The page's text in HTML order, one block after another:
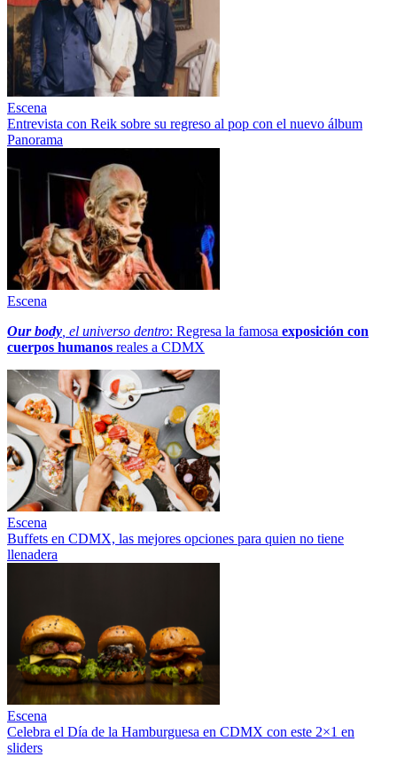
Escena
Entrevista con Reik sobre su regreso al pop con el nuevo álbum
Panorama
Escena
Our body , el universo dentro: Regresa la famosa exposición con
cuerpos humanos reales a CDMX
Escena
Buffets en CDMX, las mejores opciones para quien no tiene
llenadera
Escena
Celebra el Día de la Hamburguesa en CDMX con este 2×1 en
sliders